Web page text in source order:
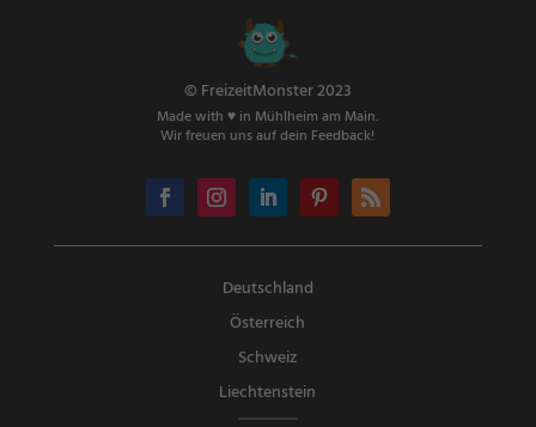
© FreizeitMonster 2023
Made with ♥ in Mühlheim am Main.
Wir freuen uns auf dein Feedback!
Deutschland
Österreich
Schweiz
Liechtenstein